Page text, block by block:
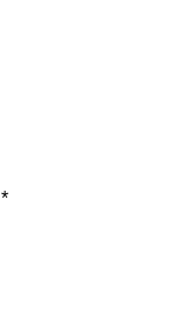
*Obligatorio